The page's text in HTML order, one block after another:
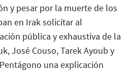
y pesar por la muerte de los
en Irak solicitar al
pública y exhaustiva de la
José Couso, Tarek Ayoub y
una explicación